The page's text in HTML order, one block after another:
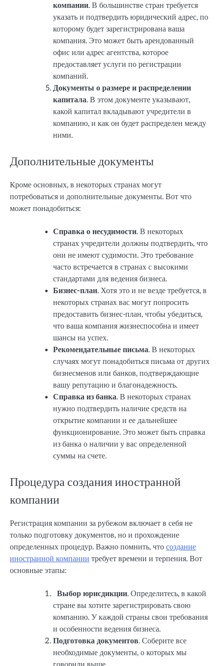
компании. В большинстве стран требуется
указать и подтвердить юридический адрес, по
которому будет зарегистрирована ваша
компания. Это может быть арендованный
офис или адрес агентства, которое
предоставляет услуги по регистрации
компаний.
Документы о размере и распределении
капитала. В этом документе указывают,
какой капитал вкладывают учредители в
компанию, и как он будет распределен между
ними.
Дополнительные документы
Кроме основных, в некоторых странах могут
потребоваться и дополнительные документы. Вот что
может понадобиться:
Справка о несудимости. В некоторых
странах учредители должны подтвердить, что
они не имеют судимости. Это требование
часто встречается в странах с высокими
стандартами для ведения бизнеса.
Бизнес-план. Хотя это и не везде требуется, в
некоторых странах вас могут попросить
предоставить бизнес-план, чтобы убедиться,
что ваша компания жизнеспособна и имеет
шансы на успех.
Рекомендательные письма. В некоторых
случаях могут понадобиться письма от других
бизнесменов или банков, подтверждающие
вашу репутацию и благонадежность.
Справка из банка. В некоторых странах
нужно подтвердить наличие средств на
открытие компании и ее дальнейшее
функционирование. Это может быть справка
из банка о наличии у вас определенной
суммы на счете.
Процедура создания иностранной
компании
Регистрация компании за рубежом включает в себя не
только подготовку документов, но и прохождение
определенных процедур. Важно помнить, что создание
иностранной компании требует времени и терпения. Вот
основные этапы:
Выбор юрисдикции. Определитесь, в какой
стране вы хотите зарегистрировать свою
компанию. У каждой страны свои требования
и особенности ведения бизнеса.
Подготовка документов. Соберите все
необходимые документы, о которых мы